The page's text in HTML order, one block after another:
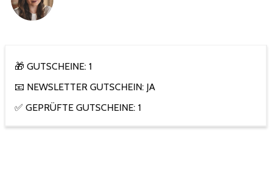
🎁 GUTSCHEINE: 1
📧 NEWSLETTER GUTSCHEIN: JA
✅ GEPRÜFTE GUTSCHEINE: 1